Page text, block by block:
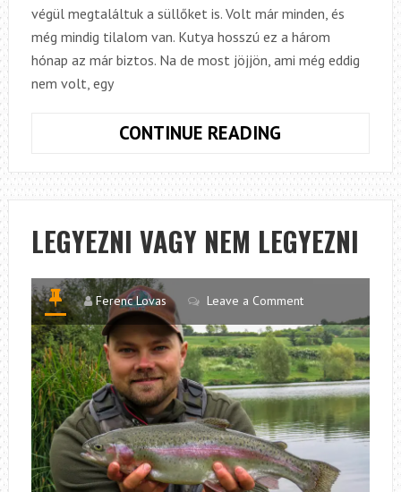
végül megtaláltuk a süllőket is. Volt már minden, és
még mindig tilalom van. Kutya hosszú ez a három
hónap az már biztos. Na de most jöjjön, ami még eddig
nem volt, egy
CONTINUE READING
LEGYEZNI VAGY NEM LEGYEZNI
Ferenc Lovas Leave a Comment